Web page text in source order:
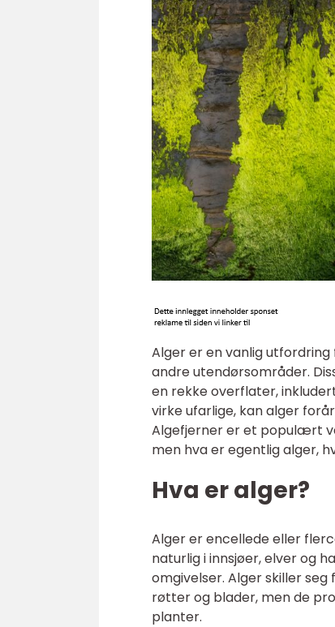
Alger er en vanlig
andre utendørsområder.
en rekke overflater,
virke ufarlige, kan alger
Algefjerner er et populært
men hva er egentlig alger,
Hva er alger?
Alger er encellede eller
naturlig i innsjøer, elver og
omgivelser. Alger skiller
røtter og blader, men de
planter.